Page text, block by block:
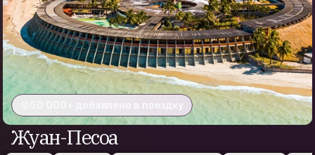
50 000+ добавлено в поездку
Жуан-Песоа